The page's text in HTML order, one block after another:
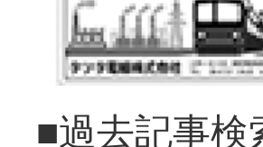
■過去記事